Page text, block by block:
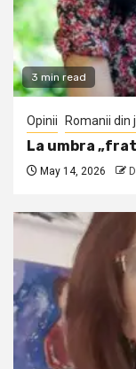
3 min read
Opinii Romanii din
La umbra
May 14, 2026